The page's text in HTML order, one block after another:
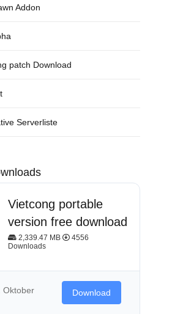
Addon
patch Download
Serverliste
Vietcong portable
version free download
2,339.47 MB
4556
Downloads
Download